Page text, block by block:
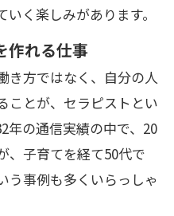
く楽しみがあります。
作れる仕事
き方ではなく、自分の人
ことが、セラピストとい
年の通信実績の中で、20
、子育てを経て50代で
う事例も多くいらっしゃ